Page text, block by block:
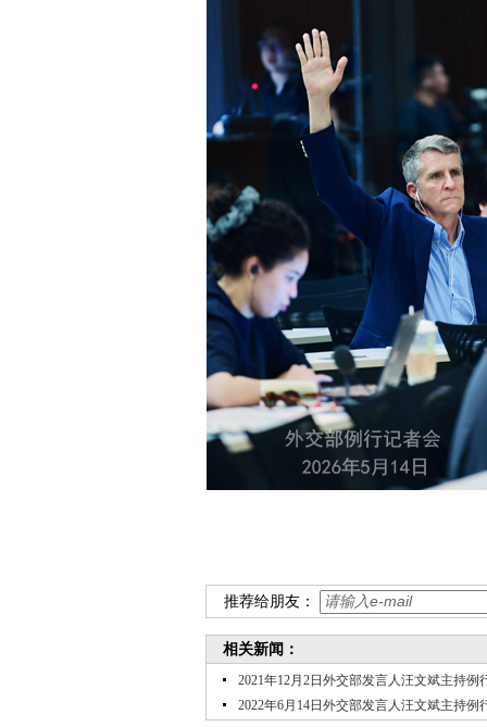
推荐给朋友：
相关新闻：
2021年12月2日外交部发言人汪文斌主持例
2022年6月14日外交部发言人汪文斌主持例